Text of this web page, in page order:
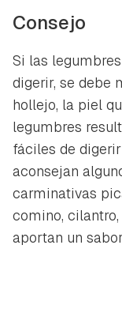
Consejo
Si las
digerir, se debe
hollejo, la piel
legumbres
fáciles de
aconsejan
carminativas
comino,
aportan un